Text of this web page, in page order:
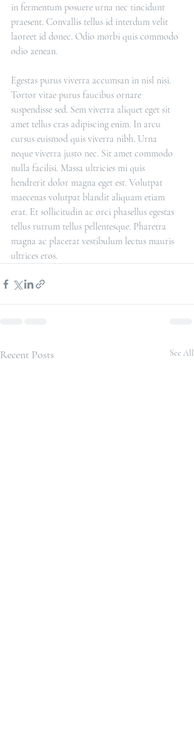
in fermentum posuere urna nec tincidunt
praesent. Convallis tellus id interdum velit
laoreet id donec. Odio morbi quis commodo
odio aenean.
Egestas purus viverra accumsan in nisl nisi.
Tortor vitae purus faucibus ornare
suspendisse sed. Sem viverra aliquet eget sit
amet tellus cras adipiscing enim. In arcu
cursus euismod quis viverra nibh. Urna
neque viverra justo nec. Sit amet commodo
nulla facilisi. Massa ultricies mi quis
hendrerit dolor magna eget est. Volutpat
maecenas volutpat blandit aliquam etiam
erat. Et sollicitudin ac orci phasellus egestas
tellus rutrum tellus pellentesque. Pharetra
magna ac placerat vestibulum lectus mauris
ultrices eros.
Recent Posts See All